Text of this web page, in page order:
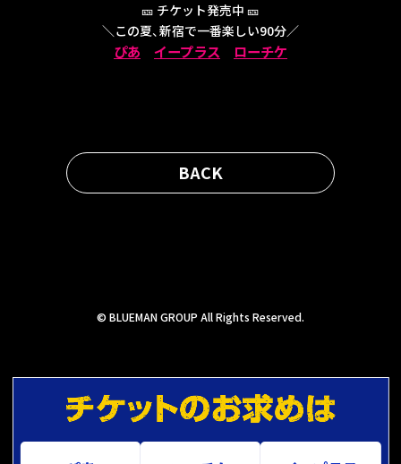
🎫 チケット発売中 🎫
＼この夏、新宿で一番楽しい90分／
ぴあ イープラス ローチケ
BACK
© BLUEMAN GROUP All Rights Reserved.